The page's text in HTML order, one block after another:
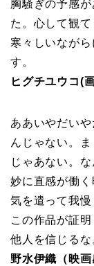
胸騒ぎの予感
た。心して観て
寒々しいなが
す。
ヒグチユウコ(
ああいやだい
んじゃない。
じゃあない。
妙に直感が働く
気を遣って我慢
この作品が証明
他人を信じるな
野水伊織（映画